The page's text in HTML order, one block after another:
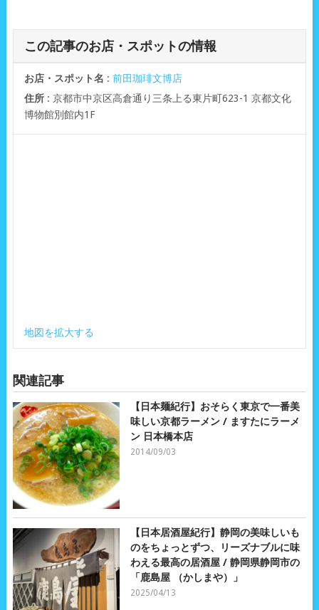
この記事のお店・スポットの情報
お店・スポット名 : 前田珈琲文博店
住所: 京都市中京区高倉通り三条上る東片町623-1 京都文化
博物館別館内1F
地図を拡大する
関連記事
【日本麺紀行】おそらく東京で一番美
味しい京都ラーメン / ますたにラーメ
ン 日本橋本店
2014/09/03
【日本居酒屋紀行】静岡の美味しいも
のをちょっとずつ、リーズナブルに味
わえる最高の居酒屋 / 静岡県静岡市の
「鹿島屋 （かしまや）」
2025/04/13